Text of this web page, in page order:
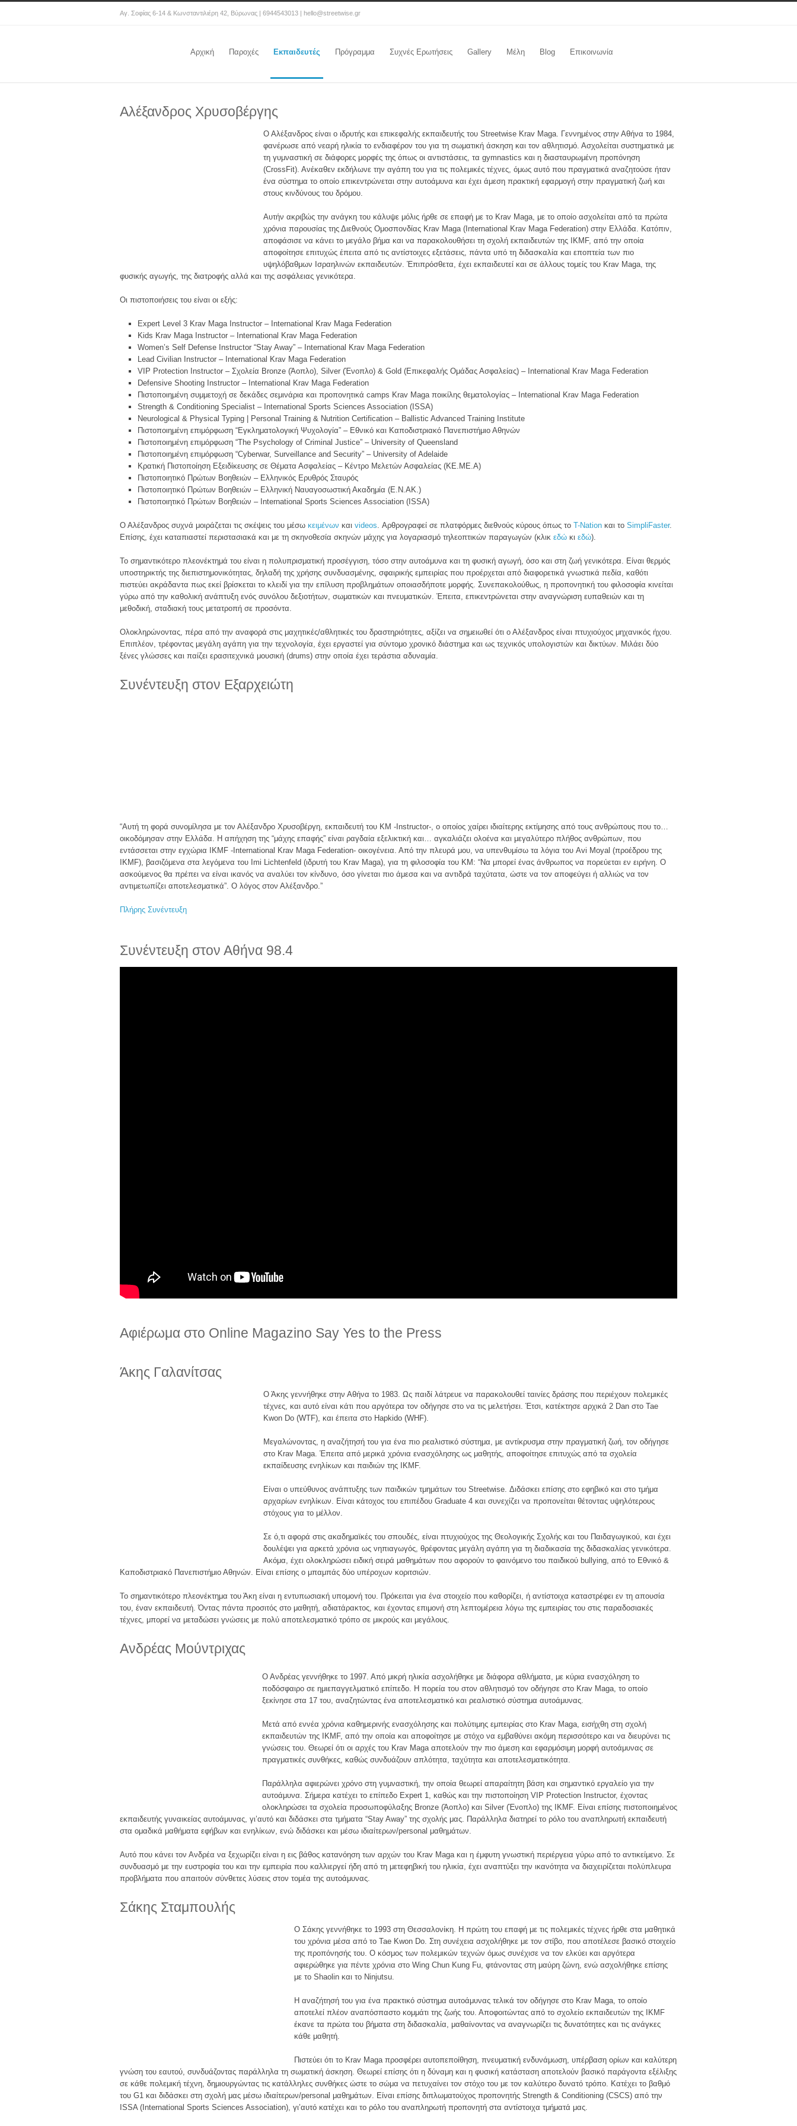
Αγ. Σοφίας 6-14 & Κωνσταντιλιέρη 42, Βύρωνας | 6944543013 | hello@streetwise.gr
Αρχική Παροχές Εκπαιδευτές Πρόγραμμα Συχνές Ερωτήσεις Gallery Μέλη Blog Επικοινωνία
Αλέξανδρος Χρυσοβέργης
Ο Αλέξανδρος είναι ο ιδρυτής και επικεφαλής εκπαιδευτής του Streetwise Krav Maga. Γεννημένος στην Αθήνα το 1984,
φανέρωσε από νεαρή ηλικία το ενδιαφέρον του για τη σωματική άσκηση και τον αθλητισμό. Ασχολείται συστηματικά με
τη γυμναστική σε διάφορες μορφές της όπως οι αντιστάσεις, τα gymnastics και η διασταυρωμένη προπόνηση
(CrossFit). Ανέκαθεν εκδήλωνε την αγάπη του για τις πολεμικές τέχνες, όμως αυτό που πραγματικά αναζητούσε ήταν
ένα σύστημα το οποίο επικεντρώνεται στην αυτοάμυνα και έχει άμεση πρακτική εφαρμογή στην πραγματική ζωή και
στους κινδύνους του δρόμου.
Αυτήν ακριβώς την ανάγκη του κάλυψε μόλις ήρθε σε επαφή με το Krav Maga, με το οποίο ασχολείται από τα πρώτα
χρόνια παρουσίας της Διεθνούς Ομοσπονδίας Krav Maga (International Krav Maga Federation) στην Ελλάδα. Κατόπιν,
αποφάσισε να κάνει το μεγάλο βήμα και να παρακολουθήσει τη σχολή εκπαιδευτών της IKMF, από την οποία
αποφοίτησε επιτυχώς έπειτα από τις αντίστοιχες εξετάσεις, πάντα υπό τη διδασκαλία και εποπτεία των πιο
υψηλόβαθμων Ισραηλινών εκπαιδευτών. Έπιπρόσθετα, έχει εκπαιδευτεί και σε άλλους τομείς του Krav Maga, της
φυσικής αγωγής, της διατροφής αλλά και της ασφάλειας γενικότερα.
Οι πιστοποιήσεις του είναι οι εξής:
Expert Level 3 Krav Maga Instructor – International Krav Maga Federation
Kids Krav Maga Instructor – International Krav Maga Federation
Women’s Self Defense Instructor “Stay Away” – International Krav Maga Federation
Lead Civilian Instructor – International Krav Maga Federation
VIP Protection Instructor – Σχολεία Bronze (Άοπλο), Silver (Ένοπλο) & Gold (Επικεφαλής Ομάδας Ασφαλείας) – International Krav Maga Federation
Defensive Shooting Instructor – International Krav Maga Federation
Πιστοποιημένη συμμετοχή σε δεκάδες σεμινάρια και προπονητικά camps Krav Maga ποικίλης θεματολογίας – International Krav Maga Federation
Strength & Conditioning Specialist – International Sports Sciences Association (ISSA)
Neurological & Physical Typing | Personal Training & Nutrition Certification – Ballistic Advanced Training Institute
Πιστοποιημένη επιμόρφωση “Εγκληματολογική Ψυχολογία” – Εθνικό και Καποδιστριακό Πανεπιστήμιο Αθηνών
Πιστοποιημένη επιμόρφωση “The Psychology of Criminal Justice” – University of Queensland
Πιστοποιημένη επιμόρφωση “Cyberwar, Surveillance and Security” – University of Adelaide
Κρατική Πιστοποίηση Εξειδίκευσης σε Θέματα Ασφαλείας – Κέντρο Μελετών Ασφαλείας (ΚΕ.ΜΕ.Α)
Πιστοποιητικό Πρώτων Βοηθειών – Ελληνικός Ερυθρός Σταυρός
Πιστοποιητικό Πρώτων Βοηθειών – Ελληνική Ναυαγοσωστική Ακαδημία (Ε.Ν.ΑΚ.)
Πιστοποιητικό Πρώτων Βοηθειών – International Sports Sciences Association (ISSA)
Ο Αλέξανδρος συχνά μοιράζεται τις σκέψεις του μέσω κειμένων και videos. Αρθρογραφεί σε πλατφόρμες διεθνούς κύρους όπως το T-Nation και το SimpliFaster.
Επίσης, έχει καταπιαστεί περιστασιακά και με τη σκηνοθεσία σκηνών μάχης για λογαριασμό τηλεοπτικών παραγωγών (κλικ εδώ κι εδώ).
Το σημαντικότερο πλεονέκτημά του είναι η πολυπρισματική προσέγγιση, τόσο στην αυτοάμυνα και τη φυσική αγωγή, όσο και στη ζωή γενικότερα. Είναι θερμός
υποστηρικτής της διεπιστημονικότητας, δηλαδή της χρήσης συνδυασμένης, σφαιρικής εμπειρίας που προέρχεται από διαφορετικά γνωστικά πεδία, καθότι
πιστεύει ακράδαντα πως εκεί βρίσκεται το κλειδί για την επίλυση προβλημάτων οποιασδήποτε μορφής. Συνεπακολούθως, η προπονητική του φιλοσοφία κινείται
γύρω από την καθολική ανάπτυξη ενός συνόλου δεξιοτήτων, σωματικών και πνευματικών. Έπειτα, επικεντρώνεται στην αναγνώριση ευπαθειών και τη
μεθοδική, σταδιακή τους μετατροπή σε προσόντα.
Ολοκληρώνοντας, πέρα από την αναφορά στις μαχητικές/αθλητικές του δραστηριότητες, αξίζει να σημειωθεί ότι ο Αλέξανδρος είναι πτυχιούχος μηχανικός ήχου.
Επιπλέον, τρέφοντας μεγάλη αγάπη για την τεχνολογία, έχει εργαστεί για σύντομο χρονικό διάστημα και ως τεχνικός υπολογιστών και δικτύων. Μιλάει δύο
ξένες γλώσσες και παίζει ερασιτεχνικά μουσική (drums) στην οποία έχει τεράστια αδυναμία.
Συνέντευξη στον Εξαρχειώτη
“Αυτή τη φορά συνομίλησα με τον Αλέξανδρο Χρυσοβέργη, εκπαιδευτή του KM -Instructor-, ο οποίος χαίρει ιδιαίτερης εκτίμησης από τους ανθρώπους που το…
οικοδόμησαν στην Ελλάδα. Η απήχηση της “μάχης επαφής” είναι ραγδαία εξελικτική και… αγκαλιάζει ολοένα και μεγαλύτερο πλήθος ανθρώπων, που
εντάσσεται στην εγχώρια IKMF -International Krav Maga Federation- οικογένεια. Από την πλευρά μου, να υπενθυμίσω τα λόγια του Avi Moyal (προέδρου της
ΙΚMF), βασιζόμενα στα λεγόμενα του Ιmi Lichtenfeld (ιδρυτή του Κrav Μaga), για τη φιλοσοφία του KM: “Να μπορεί ένας άνθρωπος να πορεύεται εν ειρήνη. Ο
ασκούμενος θα πρέπει να είναι ικανός να αναλύει τον κίνδυνο, όσο γίνεται πιο άμεσα και να αντιδρά ταχύτατα, ώστε να τον αποφεύγει ή αλλιώς να τον
αντιμετωπίζει αποτελεσματικά”. O λόγος στον Αλέξανδρο.”
Πλήρης Συνέντευξη
Συνέντευξη στον Αθήνα 98.4
Αφιέρωμα στο Online Magazino Say Yes to the Press
Άκης Γαλανίτσας
Ο Άκης γεννήθηκε στην Αθήνα το 1983. Ως παιδί λάτρευε να παρακολουθεί ταινίες δράσης που περιέχουν πολεμικές
τέχνες, και αυτό είναι κάτι που αργότερα τον οδήγησε στο να τις μελετήσει. Έτσι, κατέκτησε αρχικά 2 Dan στο Tae
Kwon Do (WTF), και έπειτα στο Hapkido (WHF).
Μεγαλώνοντας, η αναζήτησή του για ένα πιο ρεαλιστικό σύστημα, με αντίκρυσμα στην πραγματική ζωή, τον οδήγησε
στο Krav Maga. Έπειτα από μερικά χρόνια ενασχόλησης ως μαθητής, αποφοίτησε επιτυχώς από τα σχολεία
εκπαίδευσης ενηλίκων και παιδιών της IKMF.
Είναι ο υπεύθυνος ανάπτυξης των παιδικών τμημάτων του Streetwise. Διδάσκει επίσης στο εφηβικό και στο τμήμα
αρχαρίων ενηλίκων. Είναι κάτοχος του επιπέδου Graduate 4 και συνεχίζει να προπονείται θέτοντας υψηλότερους
στόχους για το μέλλον.
Σε ό,τι αφορά στις ακαδημαϊκές του σπουδές, είναι πτυχιούχος της Θεολογικής Σχολής και του Παιδαγωγικού, και έχει
δουλέψει για αρκετά χρόνια ως νηπιαγωγός, θρέφοντας μεγάλη αγάπη για τη διαδικασία της διδασκαλίας γενικότερα.
Ακόμα, έχει ολοκληρώσει ειδική σειρά μαθημάτων που αφορούν το φαινόμενο του παιδικού bullying, από το Εθνικό &
Καποδιστριακό Πανεπιστήμιο Αθηνών. Είναι επίσης ο μπαμπάς δύο υπέροχων κοριτσιών.
Το σημαντικότερο πλεονέκτημα του Άκη είναι η εντυπωσιακή υπομονή του. Πρόκειται για ένα στοιχείο που καθορίζει, ή αντίστοιχα καταστρέφει εν τη απουσία
του, έναν εκπαιδευτή. Όντας πάντα προσιτός στο μαθητή, αδιατάρακτος, και έχοντας επιμονή στη λεπτομέρεια λόγω της εμπειρίας του στις παραδοσιακές
τέχνες, μπορεί να μεταδώσει γνώσεις με πολύ αποτελεσματικό τρόπο σε μικρούς και μεγάλους.
Ανδρέας Μούντριχας
Ο Ανδρέας γεννήθηκε το 1997. Από μικρή ηλικία ασχολήθηκε με διάφορα αθλήματα, με κύρια ενασχόληση το
ποδόσφαιρο σε ημιεπαγγελματικό επίπεδο. Η πορεία του στον αθλητισμό τον οδήγησε στο Krav Maga, το οποίο
ξεκίνησε στα 17 του, αναζητώντας ένα αποτελεσματικό και ρεαλιστικό σύστημα αυτοάμυνας.
Μετά από εννέα χρόνια καθημερινής ενασχόλησης και πολύτιμης εμπειρίας στο Krav Maga, εισήχθη στη σχολή
εκπαιδευτών της IKMF, από την οποία και αποφοίτησε με στόχο να εμβαθύνει ακόμη περισσότερο και να διευρύνει τις
γνώσεις του. Θεωρεί ότι οι αρχές του Krav Maga αποτελούν την πιο άμεση και εφαρμόσιμη μορφή αυτοάμυνας σε
πραγματικές συνθήκες, καθώς συνδυάζουν απλότητα, ταχύτητα και αποτελεσματικότητα.
Παράλληλα αφιερώνει χρόνο στη γυμναστική, την οποία θεωρεί απαραίτητη βάση και σημαντικό εργαλείο για την
αυτοάμυνα. Σήμερα κατέχει το επίπεδο Expert 1, καθώς και την πιστοποίηση VIP Protection Instructor, έχοντας
ολοκληρώσει τα σχολεία προσωποφύλαξης Bronze (Άοπλο) και Silver (Ένοπλο) της IKMF. Είναι επίσης πιστοποιημένος
εκπαιδευτής γυναικείας αυτοάμυνας, γι’αυτό και διδάσκει στα τμήματα “Stay Away” της σχολής μας. Παράλληλα διατηρεί το ρόλο του αναπληρωτή εκπαιδευτή
στα ομαδικά μαθήματα εφήβων και ενηλίκων, ενώ διδάσκει και μέσω ιδιαίτερων/personal μαθημάτων.
Αυτό που κάνει τον Ανδρέα να ξεχωρίζει είναι η εις βάθος κατανόηση των αρχών του Krav Maga και η έμφυτη γνωστική περιέργεια γύρω από το αντικείμενο. Σε
συνδυασμό με την ευστροφία του και την εμπειρία που καλλιεργεί ήδη από τη μετεφηβική του ηλικία, έχει αναπτύξει την ικανότητα να διαχειρίζεται πολύπλευρα
προβλήματα που απαιτούν σύνθετες λύσεις στον τομέα της αυτοάμυνας.
Σάκης Σταμπουλής
Ο Σάκης γεννήθηκε το 1993 στη Θεσσαλονίκη. Η πρώτη του επαφή με τις πολεμικές τέχνες ήρθε στα μαθητικά
του χρόνια μέσα από το Tae Kwon Do. Στη συνέχεια ασχολήθηκε με τον στίβο, που αποτέλεσε βασικό στοιχείο
της προπόνησής του. Ο κόσμος των πολεμικών τεχνών όμως συνέχισε να τον ελκύει και αργότερα
αφιερώθηκε για πέντε χρόνια στο Wing Chun Kung Fu, φτάνοντας στη μαύρη ζώνη, ενώ ασχολήθηκε επίσης
με το Shaolin και το Ninjutsu.
Η αναζήτησή του για ένα πρακτικό σύστημα αυτοάμυνας τελικά τον οδήγησε στο Krav Maga, το οποίο
αποτελεί πλέον αναπόσπαστο κομμάτι της ζωής του. Αποφοιτώντας από το σχολείο εκπαιδευτών της IKMF
έκανε τα πρώτα του βήματα στη διδασκαλία, μαθαίνοντας να αναγνωρίζει τις δυνατότητες και τις ανάγκες
κάθε μαθητή.
Πιστεύει ότι το Krav Maga προσφέρει αυτοπεποίθηση, πνευματική ενδυνάμωση, υπέρβαση ορίων και καλύτερη
γνώση του εαυτού, συνδυάζοντας παράλληλα τη σωματική άσκηση. Θεωρεί επίσης ότι η δύναμη και η φυσική κατάσταση αποτελούν βασικό παράγοντα εξέλιξης
σε κάθε πολεμική τέχνη, δημιουργώντας τις κατάλληλες συνθήκες ώστε το σώμα να πετυχαίνει τον στόχο του με τον καλύτερο δυνατό τρόπο. Κατέχει το βαθμό
του G1 και διδάσκει στη σχολή μας μέσω ιδιαίτερων/personal μαθημάτων. Είναι επίσης διπλωματούχος προπονητής Strength & Conditioning (CSCS) από την
ISSA (International Sports Sciences Association), γι’αυτό κατέχει και το ρόλο του αναπληρωτή προπονητή στα αντίστοιχα τμήματά μας.